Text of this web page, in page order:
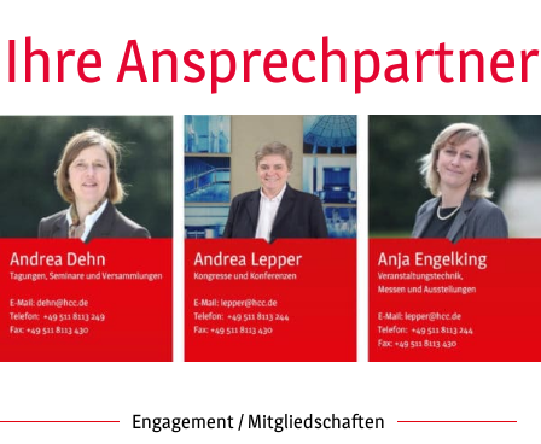
Ihre Ansprechpartner
Engagement / Mitgliedschaften